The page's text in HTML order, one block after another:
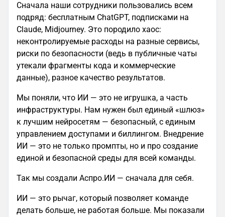
Сначала наши сотрудники пользовались всем
подряд: бесплатным ChatGPT, подписками на
Claude, Midjourney. Это породило хаос:
неконтролируемые расходы на разные сервисы,
риски по безопасности (ведь в публичные чаты
утекали фрагменты кода и коммерческие
данные), разное качество результатов.
Мы поняли, что ИИ — это не игрушка, а часть
инфраструктуры. Нам нужен был единый «шлюз»
к лучшим нейросетям — безопасный, с единым
управлением доступами и биллингом. Внедрение
ИИ — это не только промпты, но и про создание
единой и безопасной среды для всей команды.
Так мы создали Аспро.ИИ — сначала для себя.
ИИ — это рычаг, который позволяет команде
делать больше, не работая больше. Мы показали